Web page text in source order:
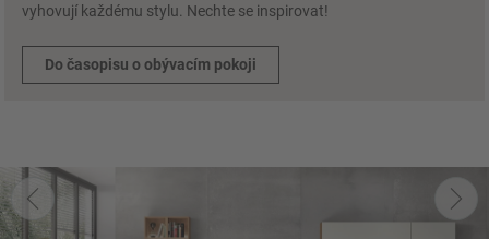
vyhovují každému stylu. Nechte se inspirovat!
Do časopisu o obývacím pokoji